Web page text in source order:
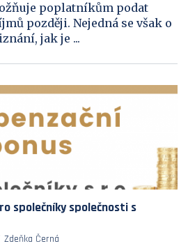
poplatníkům podat
později. Nejedná se však o
jak je ...
společníky společnosti s
Zdeňka Černá